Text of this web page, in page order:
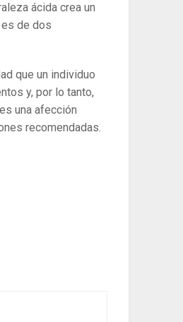
ácida crea un
de dos
que un individuo
y, por lo tanto,
una afección
recomendadas.